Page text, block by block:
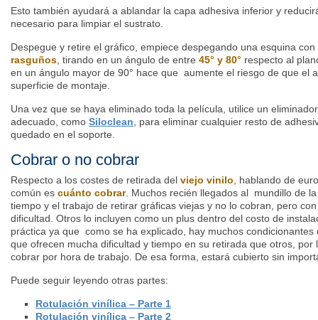
Esto también ayudará a ablandar la capa adhesiva inferior y
necesario para limpiar el sustrato.
Despegue y retire el gráfico, empiece despegando una esquina
rasguños, tirando en un ángulo de entre 45° y 80° respecto al
en un ángulo mayor de 90° hace que aumente el riesgo de que el
superficie de montaje.
Una vez que se haya eliminado toda la película, utilice un
adecuado, como Siloclean, para eliminar cualquier resto de
quedado en el soporte.
Cobrar o no cobrar
Respecto a los costes de retirada del viejo vinilo, hablando de
común es cuánto cobrar. Muchos recién llegados al mundillo de
tiempo y el trabajo de retirar gráficas viejas y no lo cobran, pero
dificultad. Otros lo incluyen como un plus dentro del costo de
práctica ya que como se ha explicado, hay muchos condicionantes
que ofrecen mucha dificultad y tiempo en su retirada que otros,
cobrar por hora de trabajo. De esa forma, estará cubierto sin
Puede seguir leyendo otras partes:
Rotulación vinílica – Parte 1
Rotulación vinílica – Parte 2